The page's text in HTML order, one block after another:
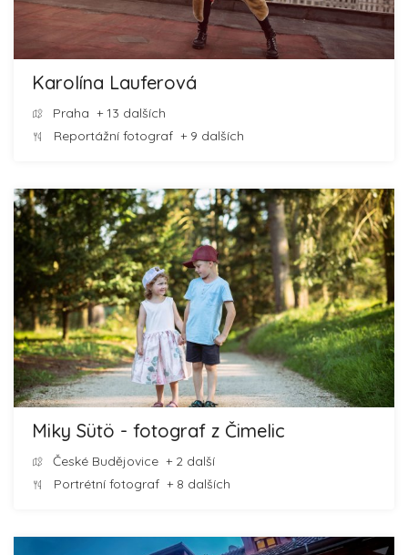
Karolína Lauferová
Praha + 13 dalších
Reportážní fotograf + 9 dalších
Miky Sütö - fotograf z Čimelic
České Budějovice + 2 další
Portrétní fotograf + 8 dalších